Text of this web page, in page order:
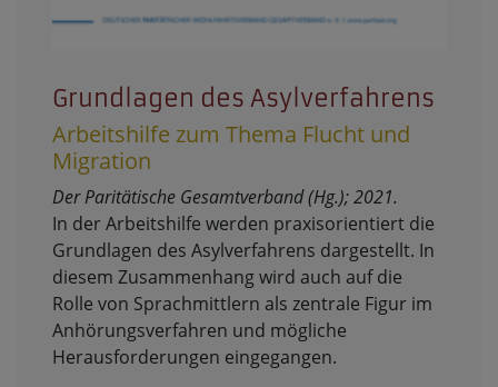
Grundlagen des Asylverfahrens
Arbeitshilfe zum Thema Flucht und
Migration
Der Paritätische Gesamtverband (Hg.); 2021.
In der Arbeitshilfe werden praxisorientiert die
Grundlagen des Asylverfahrens dargestellt. In
diesem Zusammenhang wird auch auf die
Rolle von Sprachmittlern als zentrale Figur im
Anhörungsverfahren und mögliche
Herausforderungen eingegangen.